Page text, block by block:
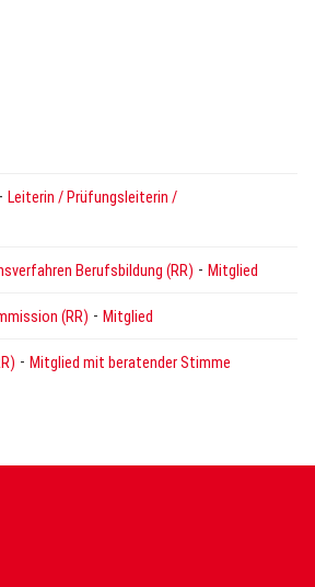
- Leiterin / Prüfungsleiterin /
Berufsbildung (RR) - Mitglied
(RR) - Mitglied
- Mitglied mit beratender Stimme